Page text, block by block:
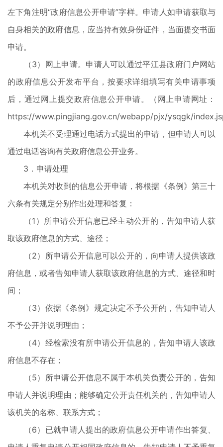
左下角注明“政府信息公开申请”字样。申请人如申请获取与
自身相关的政府信息，应当持有效身份证件，当面提交书面
申请。
（3）网上申请。申请人可以通过平江县政府门户网站
的政府信息公开发布平台，按要求详细填写有关申请事项
后，通过网上提交政府信息公开申请。（网上申请网址：
https://www.pingjiang.gov.cn/webapp/pjx/ysqgk/
本机关不受理通过电话方式提出的申请，但申请人可以
通过电话咨询有关政府信息公开业务。
3．申请处理
本机关对收到的信息公开申请，将根据《条例》第三十
六条有关规定分别作出处理和答复：
（1）所申请公开信息已经主动公开的，告知申请人获
取该政府信息的方式、途径；
（2）所申请公开信息可以公开的，向申请人提供该政
府信息，或者告知申请人获取该政府信息的方式、途径和时
间；
（3）依据《条例》规定决定不予公开的，告知申请人
不予公开并说明理由；
（4）经检索没有所申请公开信息的，告知申请人该政
府信息不存在；
（5）所申请公开信息不属于本机关负责公开的，告知
申请人并说明理由；能够确定公开责任机关的，告知申请人
该机关的名称、联系方式；
（6）已就申请人提出的政府信息公开申请作出答复、